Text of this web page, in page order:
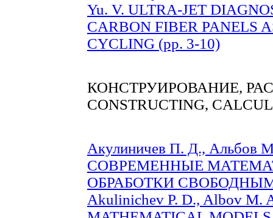
Yu. V. ULTRA-JET
CARBON FIBER PANELS
CYCLING (pp. 3-10)
КОНСТРУИРОВАНИЕ,
CONSTRUCTING,
Акулиничев П. Д., Альбов
СОВРЕМЕННЫЕ
ОБРАБОТКИ СВОБОДНЫМ
Akulinichev P. D., Albov M.